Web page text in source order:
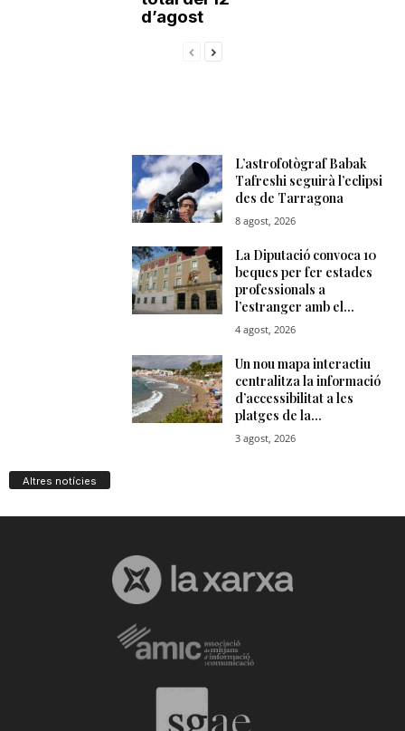
d’agost
Altres notícies